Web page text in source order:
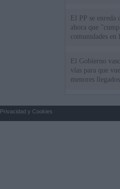
El PP se
ahora que
comunidades en
El Gobierno
vías para que
menores
Privacidad y Cookies